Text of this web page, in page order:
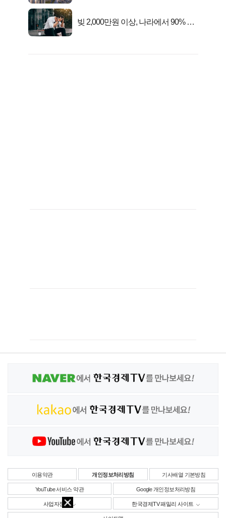
빚 2,000만원 이상, 나라에서 90% 갚
이용약관 개인정보처리방침 기사배열 기본방침
YouTube 서비스 약관 Google 개인정보처리방침
사업자정보 한국경제TV 패밀리 사이트